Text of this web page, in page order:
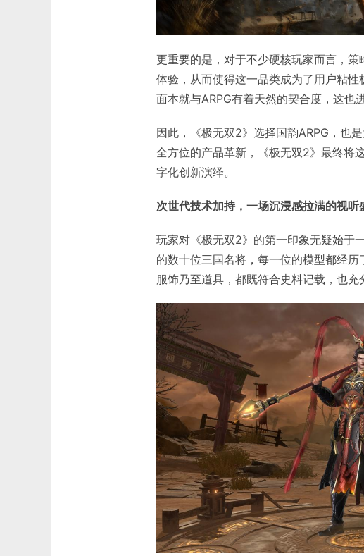
更重要的是，对于不少硬核玩家而言，
体验，从而使得这一品类成为了用户粘
面本就与ARPG有着天然的契合度，这也
因此，《极无双2》选择国韵ARPG，也
全方位的产品革新，《极无双2》最终将
字化创新演绎。
次世代技术加持，一场沉浸感拉满的视听
玩家对《极无双2》的第一印象无疑始于
的数十位三国名将，每一位的模型都经历
服饰乃至道具，都既符合史料记载，也充